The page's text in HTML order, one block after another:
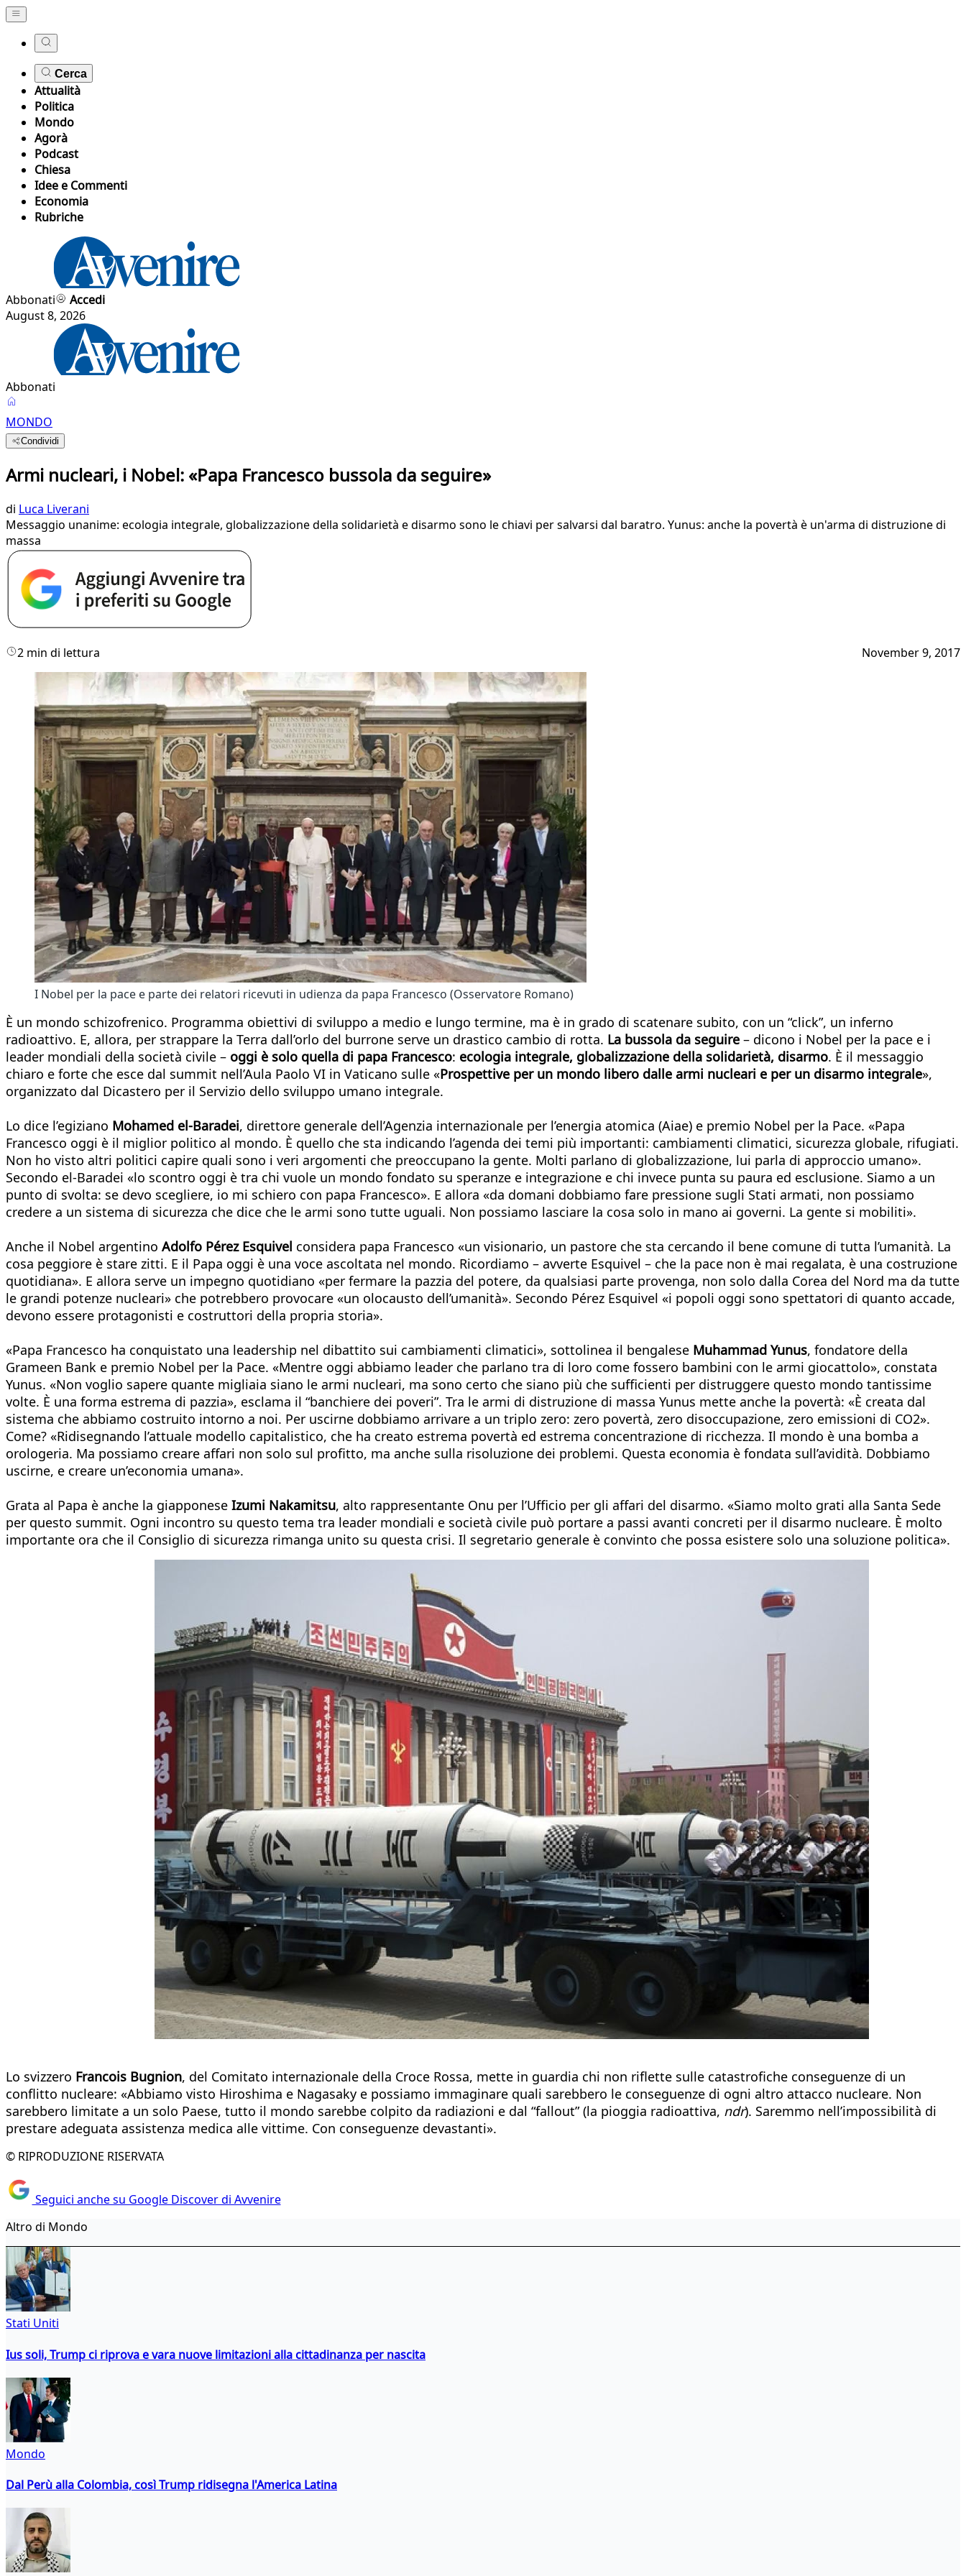
Cerca
Attualità
Politica
Mondo
Agorà
Podcast
Chiesa
Idee e Commenti
Economia
Rubriche
Abbonati
Accedi
August 8, 2026
Abbonati
MONDO
Condividi
Armi nucleari, i Nobel: «Papa Francesco bussola da seguire»
di Luca Liverani
Messaggio unanime: ecologia integrale, globalizzazione della solidarietà e disarmo sono le chiavi per salvarsi dal baratro. Yunus: anche la povertà è un'arma di distruzione di
massa
2 min di lettura November 9, 2017
I Nobel per la pace e parte dei relatori ricevuti in udienza da papa Francesco (Osservatore Romano)
È un mondo schizofrenico. Programma obiettivi di sviluppo a medio e lungo termine, ma è in grado di scatenare subito, con un “click”, un inferno
radioattivo. E, allora, per strappare la Terra dall’orlo del burrone serve un drastico cambio di rotta. La bussola da seguire – dicono i Nobel per la pace e i
leader mondiali della società civile – oggi è solo quella di papa Francesco: ecologia integrale, globalizzazione della solidarietà, disarmo. È il messaggio
chiaro e forte che esce dal summit nell’Aula Paolo VI in Vaticano sulle «Prospettive per un mondo libero dalle armi nucleari e per un disarmo integrale»,
organizzato dal Dicastero per il Servizio dello sviluppo umano integrale.
Lo dice l’egiziano Mohamed el-Baradei, direttore generale dell’Agenzia internazionale per l’energia atomica (Aiae) e premio Nobel per la Pace. «Papa
Francesco oggi è il miglior politico al mondo. È quello che sta indicando l’agenda dei temi più importanti: cambiamenti climatici, sicurezza globale, rifugiati.
Non ho visto altri politici capire quali sono i veri argomenti che preoccupano la gente. Molti parlano di globalizzazione, lui parla di approccio umano».
Secondo el-Baradei «lo scontro oggi è tra chi vuole un mondo fondato su speranze e integrazione e chi invece punta su paura ed esclusione. Siamo a un
punto di svolta: se devo scegliere, io mi schiero con papa Francesco». E allora «da domani dobbiamo fare pressione sugli Stati armati, non possiamo
credere a un sistema di sicurezza che dice che le armi sono tutte uguali. Non possiamo lasciare la cosa solo in mano ai governi. La gente si mobiliti».
Anche il Nobel argentino Adolfo Pérez Esquivel considera papa Francesco «un visionario, un pastore che sta cercando il bene comune di tutta l’umanità. La
cosa peggiore è stare zitti. E il Papa oggi è una voce ascoltata nel mondo. Ricordiamo – avverte Esquivel – che la pace non è mai regalata, è una costruzione
quotidiana». E allora serve un impegno quotidiano «per fermare la pazzia del potere, da qualsiasi parte provenga, non solo dalla Corea del Nord ma da tutte
le grandi potenze nucleari» che potrebbero provocare «un olocausto dell’umanità». Secondo Pérez Esquivel «i popoli oggi sono spettatori di quanto accade,
devono essere protagonisti e costruttori della propria storia».
«Papa Francesco ha conquistato una leadership nel dibattito sui cambiamenti climatici», sottolinea il bengalese Muhammad Yunus, fondatore della
Grameen Bank e premio Nobel per la Pace. «Mentre oggi abbiamo leader che parlano tra di loro come fossero bambini con le armi giocattolo», constata
Yunus. «Non voglio sapere quante migliaia siano le armi nucleari, ma sono certo che siano più che sufficienti per distruggere questo mondo tantissime
volte. È una forma estrema di pazzia», esclama il “banchiere dei poveri”. Tra le armi di distruzione di massa Yunus mette anche la povertà: «È creata dal
sistema che abbiamo costruito intorno a noi. Per uscirne dobbiamo arrivare a un triplo zero: zero povertà, zero disoccupazione, zero emissioni di CO2».
Come? «Ridisegnando l’attuale modello capitalistico, che ha creato estrema povertà ed estrema concentrazione di ricchezza. Il mondo è una bomba a
orologeria. Ma possiamo creare affari non solo sul profitto, ma anche sulla risoluzione dei problemi. Questa economia è fondata sull’avidità. Dobbiamo
uscirne, e creare un’economia umana».
Grata al Papa è anche la giapponese Izumi Nakamitsu, alto rappresentante Onu per l’Ufficio per gli affari del disarmo. «Siamo molto grati alla Santa Sede
per questo summit. Ogni incontro su questo tema tra leader mondiali e società civile può portare a passi avanti concreti per il disarmo nucleare. È molto
importante ora che il Consiglio di sicurezza rimanga unito su questa crisi. Il segretario generale è convinto che possa esistere solo una soluzione politica».
Lo svizzero Francois Bugnion, del Comitato internazionale della Croce Rossa, mette in guardia chi non riflette sulle catastrofiche conseguenze di un
conflitto nucleare: «Abbiamo visto Hiroshima e Nagasaky e possiamo immaginare quali sarebbero le conseguenze di ogni altro attacco nucleare. Non
sarebbero limitate a un solo Paese, tutto il mondo sarebbe colpito da radiazioni e dal “fallout” (la pioggia radioattiva, ndr). Saremmo nell’impossibilità di
prestare adeguata assistenza medica alle vittime. Con conseguenze devastanti».
© RIPRODUZIONE RISERVATA
Seguici anche su Google Discover di Avvenire
Altro di Mondo
Stati Uniti
Ius soli, Trump ci riprova e vara nuove limitazioni alla cittadinanza per nascita
Mondo
Dal Perù alla Colombia, così Trump ridisegna l'America Latina